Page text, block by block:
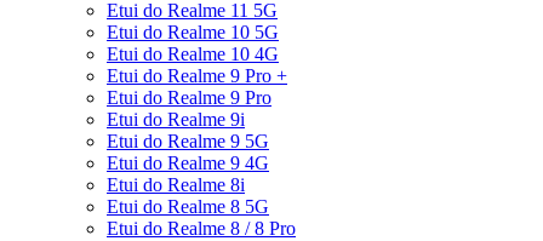
Etui do Realme 11 5G
Etui do Realme 10 5G
Etui do Realme 10 4G
Etui do Realme 9 Pro +
Etui do Realme 9 Pro
Etui do Realme 9i
Etui do Realme 9 5G
Etui do Realme 9 4G
Etui do Realme 8i
Etui do Realme 8 5G
Etui do Realme 8 / 8 Pro